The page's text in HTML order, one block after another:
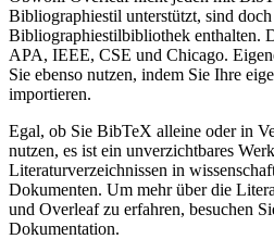
Bibliographiestil unterstützt, sind
Bibliographiestilbibliothek enthalten.
APA, IEEE, CSE und Chicago.
Sie ebenso nutzen, indem Sie Ihre
importieren.
Egal, ob Sie BibTeX alleine oder in
nutzen, es ist ein unverzichtbares
Literaturverzeichnissen in
Dokumenten. Um mehr über die
und Overleaf zu erfahren, besuchen
Dokumentation.